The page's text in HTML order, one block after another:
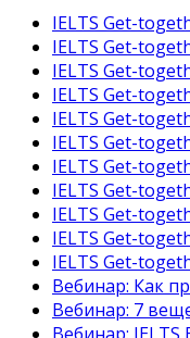
IELTS Get-
IELTS Get-
IELTS Get-
IELTS Get-
IELTS Get-
IELTS Get-
IELTS Get-
IELTS Get-
IELTS Get-
IELTS Get-
IELTS Get-
Вебинар: Как
Вебинар: 7